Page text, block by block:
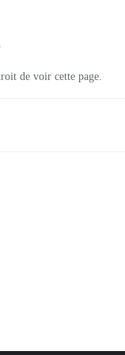
de voir cette page.